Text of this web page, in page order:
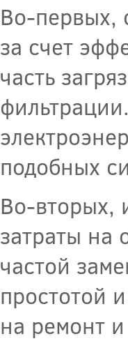
Во-первых,
за счет
часть
подобных
Во-вторых,
затраты на
частой
простотой
на ремонт